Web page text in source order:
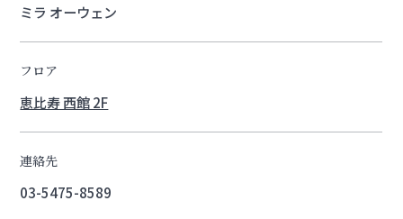
ミラ オーウェン
フロア
恵比寿 西館 2F
連絡先
03-5475-8589